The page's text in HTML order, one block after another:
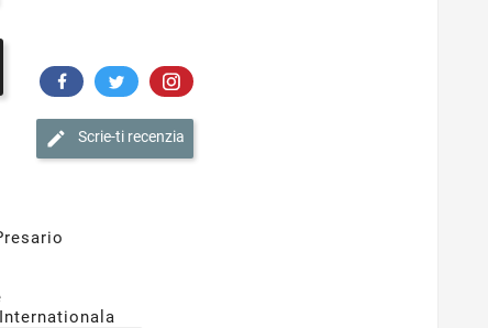
Scrie-ti recenzia